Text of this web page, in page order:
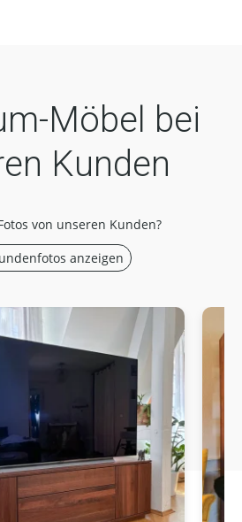
Möbel bei
Kunden
von unseren Kunden?
anzeigen